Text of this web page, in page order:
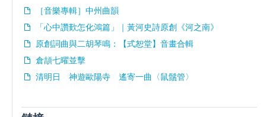
［音樂專輯］中州曲韻
「心中讚歎怎化鴻篇」｜黃河史詩原創《河之南》
原創詞曲與二胡琴鳴：【式恕堂】音畫合輯
倉頡七曜並擊
清明日 神遊歐陽寺 遙寄一曲〈鼠鬚管〉